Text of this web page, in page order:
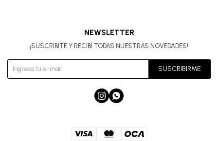
NEWSLETTER
¡SUSCRIBITE Y RECIBÍ TODAS NUESTRAS NOVEDADES!
SUSCRIBIRME
 